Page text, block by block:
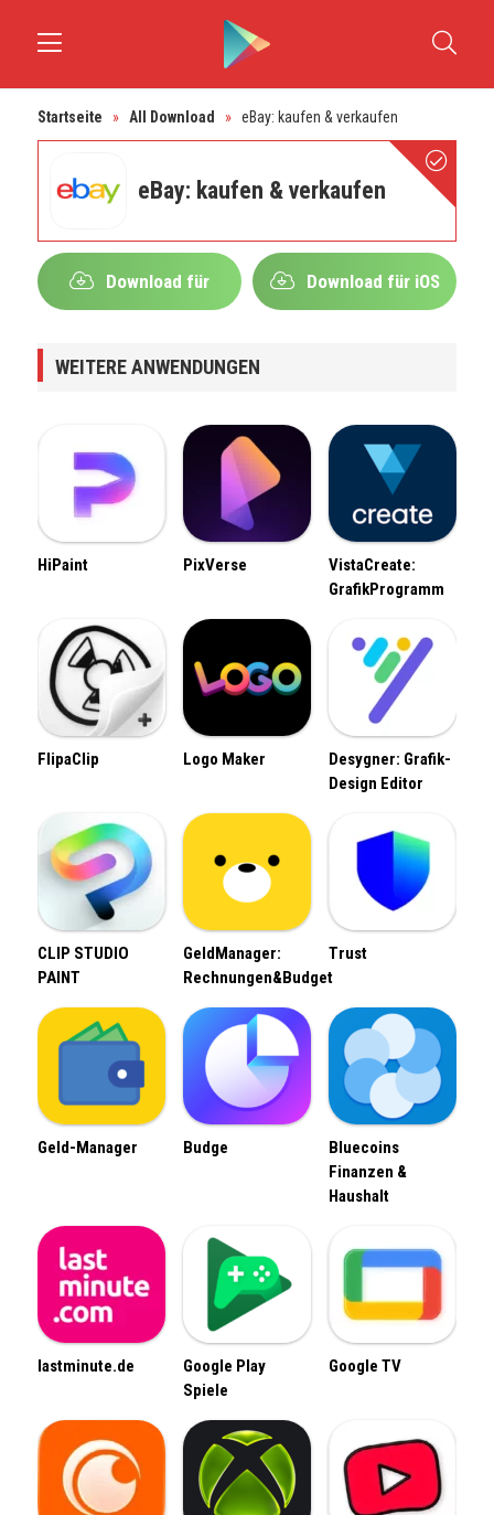
Startseite » All Download » eBay: kaufen & verkaufen
eBay: kaufen & verkaufen
Download für Download für iOS
WEITERE ANWENDUNGEN
HiPaint PixVerse
VistaCreate:
GrafikProgramm
FlipaClip Logo Maker
Desygner: Grafik-
Design Editor
CLIP STUDIO
PAINT
GeldManager:
Rechnungen&Budget
Trust
Geld-Manager Budge
Bluecoins
Finanzen &
Haushalt
lastminute.de
Google Play
Spiele
Google TV